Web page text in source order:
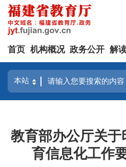
首页 机构概况 政务公开 解
教育部办公厅关于
育信息化工作